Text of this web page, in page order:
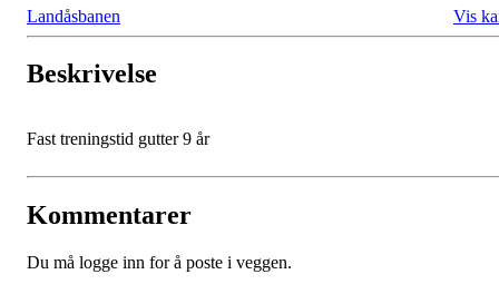
Landåsbanen Vis
Beskrivelse
Fast treningstid gutter 9 år
Kommentarer
Du må logge inn for å poste i veggen.